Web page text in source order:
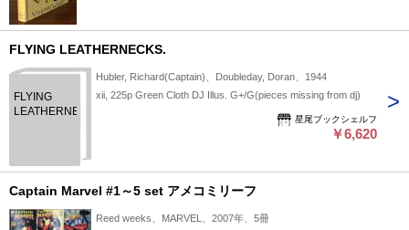
FLYING LEATHERNECKS.
FLYING
LEATHERNECKS.
Hubler, Richard(Captain)、Doubleday, Doran、1944
xii, 225p Green Cloth DJ Illus. G+/G(pieces missing from dj)
星尾ブックシェルフ
￥6,620
Captain Marvel #1～5 set アメコミリーフ
Reed weeks、MARVEL、2007年、5冊